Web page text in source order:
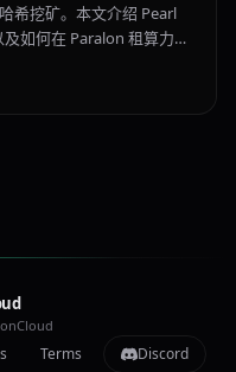
希挖矿。本文介绍 Pearl
如何在 Paralon 租算力开
Terms Discord